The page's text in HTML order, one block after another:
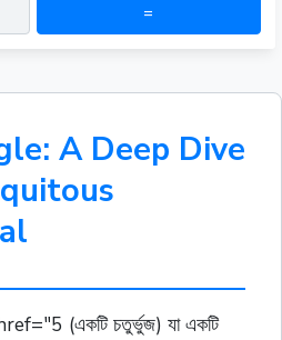
=
A Deep Dive
(একটি চতুর্ভুজ) যা একটি